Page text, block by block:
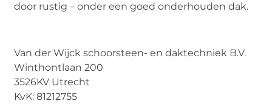
door rustig – onder een goed onderhouden dak.
Van der Wijck schoorsteen- en daktechniek B.V.
Winthontlaan 200
3526KV Utrecht
KvK: 81212755